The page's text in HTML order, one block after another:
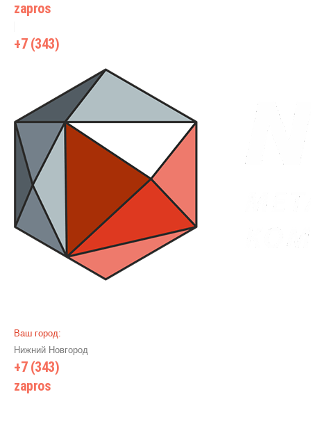
zapros
+7 (343)
Ваш город:
Нижний Новгород
+7 (343)
zapros